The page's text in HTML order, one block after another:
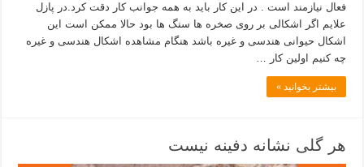
فعال نیازمند است . در این کار باید به همه جوانب کار دقت کرد.در پازل
علایم اگر اشکالی بر روی صخره ها سنگ ها بود حالا ممکن است این
اشکال حیوانی هندسی و غیره باشد هنگام مشاهده اشکال هندسی و غیره
چه کنیم اولین کار …
بیشتر بخوانید »
هر گلی نشانه دفینه نیست